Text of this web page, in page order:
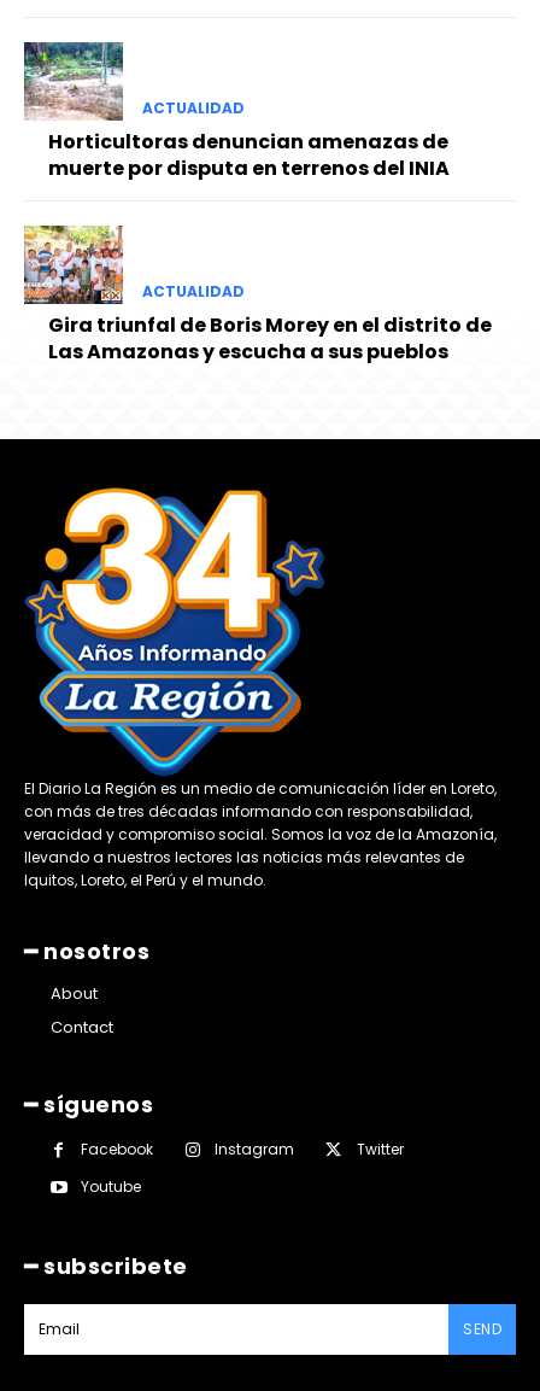
ACTUALIDAD
Horticultoras denuncian amenazas de
muerte por disputa en terrenos del INIA
ACTUALIDAD
Gira triunfal de Boris Morey en el distrito de
Las Amazonas y escucha a sus pueblos
El Diario La Región es un medio de comunicación líder en Loreto,
con más de tres décadas informando con responsabilidad,
veracidad y compromiso social. Somos la voz de la Amazonía,
llevando a nuestros lectores las noticias más relevantes de
Iquitos, Loreto, el Perú y el mundo.
━ nosotros
About
Contact
━ síguenos
Facebook Instagram
Twitter
Youtube
━ subscribete
SEND